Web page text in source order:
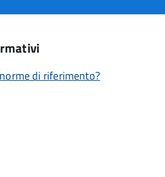
di riferimento?